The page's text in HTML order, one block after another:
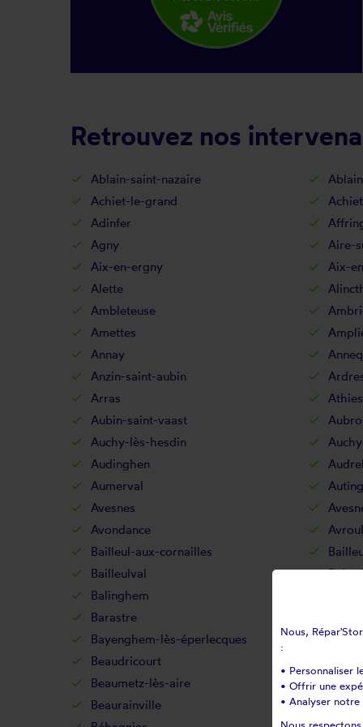
Retrouvez nos
Ablain-saint-nazaire
Achiet-le-grand
Adinfer
Agny
Aire-
Aix-en-ergny
Aix-
Alette
Ambleteuse
Amettes
Annay
Anzin-saint-aubin
Arras
Athies
Aubin-saint-vaast
Auchy-lès-hesdin
Audinghen
Aumerval
Avesnes
Avondance
Bailleul-aux-cornailles
Bailleulval
Balinghem
Barastre
Bayenghem-lès-éperlecques
Beaudricourt
Beaumetz-lès-aire
Beaurainville
Nous,
:
• Personnaliser
• Offrir une
• Analyser notre